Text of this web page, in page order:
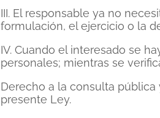
III. El responsable ya no
formulación, el ejercicio o la
IV. Cuando el interesado se
personales; mientras se
Derecho a la consulta
presente Ley.